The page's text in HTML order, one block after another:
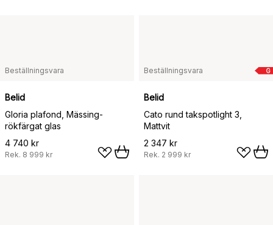
Beställningsvara
Belid
Gloria plafond, Mässing-
rökfärgat glas
4 740 kr
Rek. 8 999 kr
G
Beställningsvara
Belid
Cato rund takspotlight 3,
Mattvit
2 347 kr
Rek. 2 999 kr